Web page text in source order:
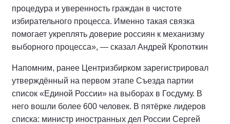
процедура и уверенность граждан в чистоте
избирательного процесса. Именно такая связка
помогает укреплять доверие россиян к механизму
выборного процесса», — сказал Андрей Кропоткин
Напомним, ранее Центризбирком зарегистрировал
утверждённый на первом этапе Съезда партии
список «Единой России» на выборах в Госдуму. В
него вошли более 600 человек. В пятёрке лидеров
списка: министр иностранных дел России Сергей